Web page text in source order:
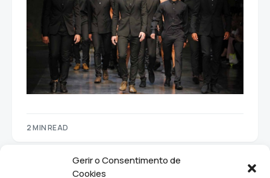
Gerir o Consentimento de
Cookies
2 MIN READ